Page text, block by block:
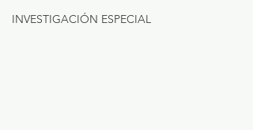
INVESTIGACIÓN ESPECIAL